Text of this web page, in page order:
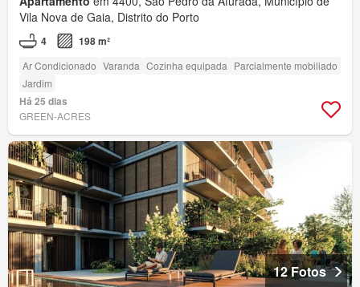
Vila Nova de Gaia, Distrito do Porto
4 198 m²
Ar Condicionado Varanda Cozinha equipada Parcialmente mobiliado
Jardim
Há 25 dias
GREEN-ACRES
12 Fotos